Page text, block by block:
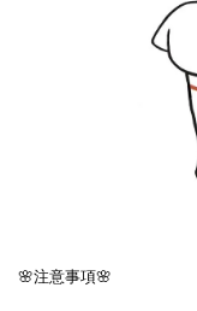
🌸注意事項🌸